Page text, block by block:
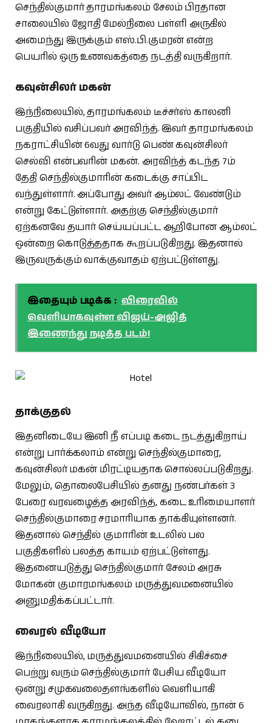
செந்தில்குமார் தாரமங்கலம் சேலம் பிரதான
சாலையில் ஜோதி மேல்நிலை பள்ளி அருகில்
அமைந்து இருக்கும் எஸ்.பி.குமரன் என்ற
பெயரில் ஒரு உணவகத்தை நடத்தி வருகிறார்.
கவுன்சிலர் மகன்
இந்நிலையில், தாரமங்கலம் டீச்சர்ஸ் காலனி
பகுதியில் வசிப்பவர் அரவிந்த். இவர் தாரமங்கலம்
நகராட்சியின் 6வது வார்டு பெண் கவுன்சிலர்
செல்வி என்பவரின் மகன். அரவிந்த் கடந்த 7ம்
தேதி செந்தில்குமாரின் கடைக்கு சாப்பிட
வந்துள்ளார். அப்போது அவர் ஆம்லட் வேண்டும்
என்று கேட்டுள்ளார். அதற்கு செந்தில்குமார்
ஏற்கனவே தயார் செய்யப்பட்ட ஆறிபோன ஆம்லட்
ஒன்றை கொடுத்ததாக கூறப்படுகிறது. இதனால்
இருவருக்கும் வாக்குவாதம் ஏற்பட்டுள்ளது.
இதையும் படிக்க : விரைவில்
வெளியாகவுள்ள விஜய்-அஜித்
இணைந்து நடித்த படம்!
தாக்குதல்
இதனிடையே இனி நீ எப்படி கடை நடத்துகிறாய்
என்று பார்க்கலாம் என்று செந்தில்குமாரை,
கவுன்சிலர் மகன் மிரட்டியதாக சொல்லப்படுகிறது.
மேலும், தொலைபேசியில் தனது நண்பர்கள் 3
பேரை வரவழைத்த அரவிந்த், கடை உரிமையாளர்
செந்தில்குமாரை சரமாரியாக தாக்கியுள்ளனர்.
இதனால் செந்தில் குமாரின் உடலில் பல
பகுதிகளில் பலத்த காயம் ஏற்பட்டுள்ளது.
இதனையடுத்து செந்தில்குமார் சேலம் அரசு
மோகன் குமாரமங்கலம் மருத்துவமனையில்
அனுமதிக்கப்பட்டார்.
வைரல் வீடியோ
இந்நிலையில், மருத்துவமனையில் சிகிச்சை
பெற்று வரும் செந்தில்குமார் பேசிய வீடியோ
ஒன்று சமுகவலைதளங்களில் வெளியாகி
வைரலாகி வருகிறது. அந்த வீடியோவில், நான் 6